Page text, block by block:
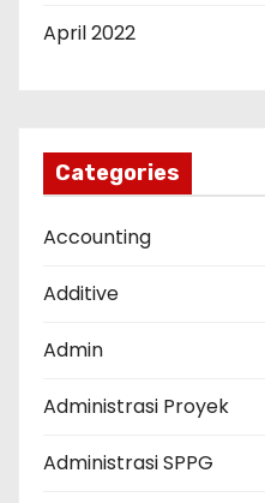
April 2022
Categories
Accounting
Additive
Admin
Administrasi Proyek
Administrasi SPPG